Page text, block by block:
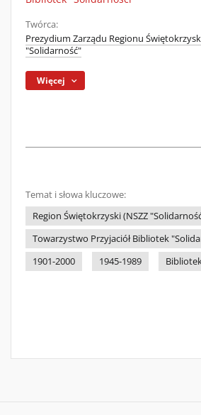
Twórca:
Prezydium Zarządu Regionu
"Solidarność"
Więcej
Temat i słowa kluczowe:
Region Świętokrzyski (NSZZ
Towarzystwo Przyjaciół Bibliotek
1901-2000
1945-1989